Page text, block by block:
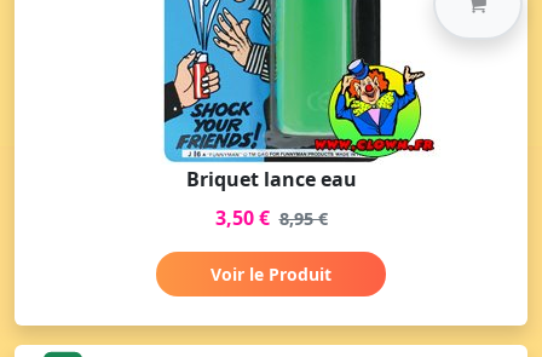
Briquet lance eau
3,50 € 8,95 €
Voir le Produit